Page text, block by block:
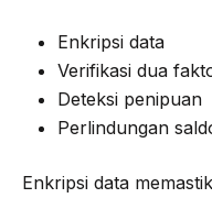
Enkripsi data
Verifikasi dua
Deteksi penipuan
Perlindungan
Enkripsi data